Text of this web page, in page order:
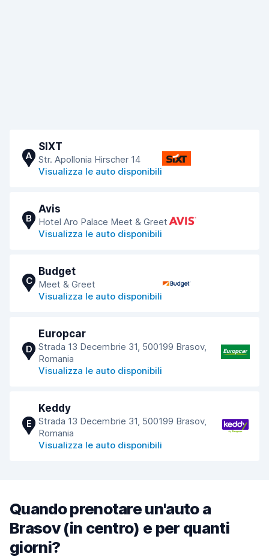
A
SIXT
Str. Apollonia Hirscher 14
Visualizza le auto disponibili
B
Avis
Hotel Aro Palace Meet & Greet
Visualizza le auto disponibili
C
Budget
Meet & Greet
Visualizza le auto disponibili
D
Europcar
Strada 13 Decembrie 31, 500199 Brasov,
Romania
Visualizza le auto disponibili
E
Keddy
Strada 13 Decembrie 31, 500199 Brasov,
Romania
Visualizza le auto disponibili
Quando prenotare un'auto a
Brasov (in centro) e per quanti
giorni?